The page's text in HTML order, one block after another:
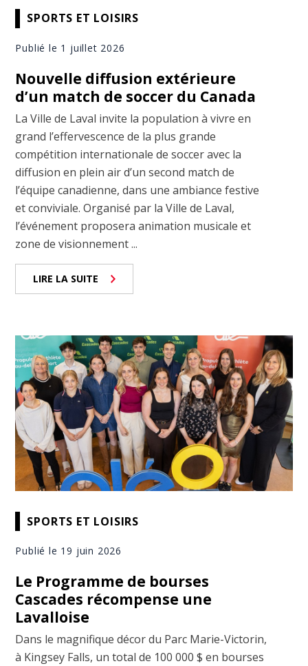
SPORTS ET LOISIRS
Publié le 1 juillet 2026
Nouvelle diffusion extérieure
d’un match de soccer du Canada
La Ville de Laval invite la population à vivre en
grand l’effervescence de la plus grande
compétition internationale de soccer avec la
diffusion en plein air d’un second match de
l’équipe canadienne, dans une ambiance festive
et conviviale. Organisé par la Ville de Laval,
l’événement proposera animation musicale et
zone de visionnement ...
LIRE LA SUITE
SPORTS ET LOISIRS
Publié le 19 juin 2026
Le Programme de bourses
Cascades récompense une
Lavalloise
Dans le magnifique décor du Parc Marie-Victorin,
à Kingsey Falls, un total de 100 000 $ en bourses